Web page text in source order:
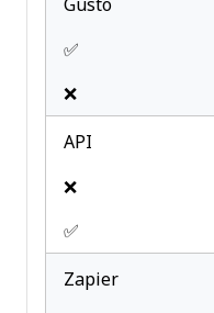
Gusto
✅
❌
API
❌
✅
Zapier